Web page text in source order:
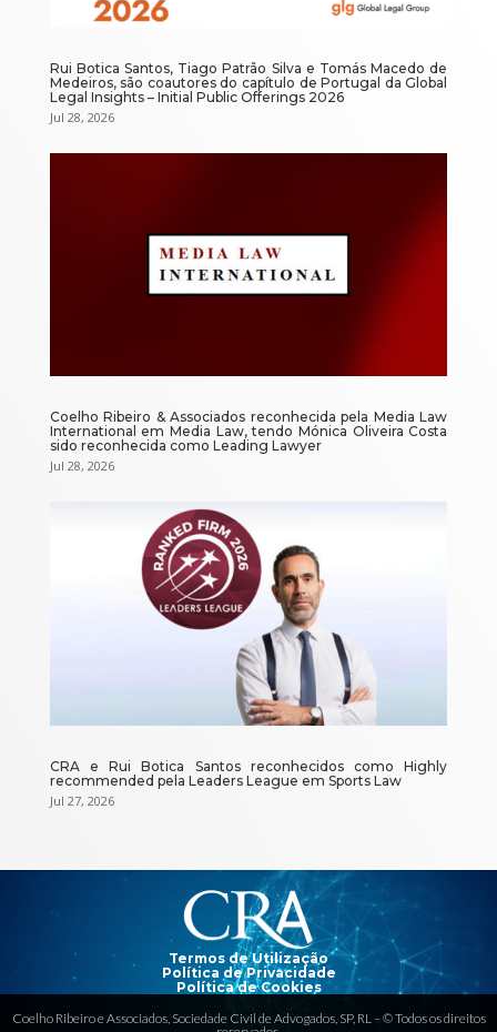
Rui Botica Santos, Tiago Patrão Silva e Tomás Macedo de
Medeiros, são coautores do capítulo de Portugal da Global
Legal Insights – Initial Public Offerings 2026
Jul 28, 2026
Coelho Ribeiro & Associados reconhecida pela Media Law
International em Media Law, tendo Mónica Oliveira Costa
sido reconhecida como Leading Lawyer
Jul 28, 2026
CRA e Rui Botica Santos reconhecidos como Highly
recommended pela Leaders League em Sports Law
Jul 27, 2026
Termos de Utilização
Política de Privacidade
Política de Cookies
Coelho Ribeiro e Associados, Sociedade Civil de Advogados, SP, RL – © Todos os direitos